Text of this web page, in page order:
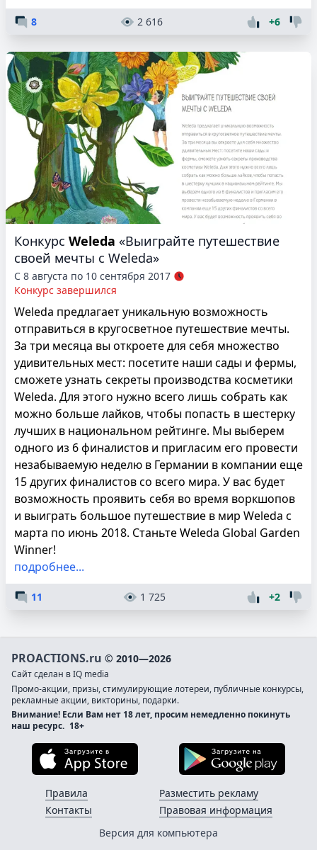
8 2 616 +6
Конкурс Weleda «Выиграйте путешествие
своей мечты c Weleda»
С 8 августа по 10 сентября 2017
Конкурс завершился
Weleda предлагает уникальную возможность
отправиться в кругосветное путешествие мечты.
За три месяца вы откроете для себя множество
удивительных мест: посетите наши сады и фермы,
сможете узнать секреты производства косметики
Weleda. Для этого нужно всего лишь собрать как
можно больше лайков, чтобы попасть в шестерку
лучших в национальном рейтинге. Мы выберем
одного из 6 финалистов и пригласим его провести
незабываемую неделю в Германии в компании еще
15 других финалистов со всего мира. У вас будет
возможность проявить себя во время воркшопов
и выиграть большое путешествие в мир Weleda с
марта по июнь 2018. Станьте Weleda Global Garden
Winner!
подробнее...
11 1 725 +2
PROACTIONS.ru © 2010—2026
Сайт сделан в IQ media
Промо-акции, призы, стимулирующие лотереи, публичные конкурсы,
рекламные акции, викторины, подарки.
Внимание! Если Вам нет 18 лет, просим немедленно покинуть
наш ресурс. 18+
Загрузите в App Store
Правила
Контакты
Разместить рекламу
Правовая информация
Версия для компьютера